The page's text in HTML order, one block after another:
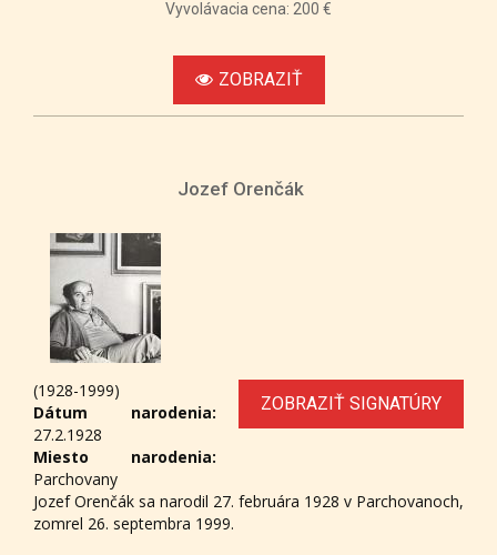
Vyvolávacia cena: 200 €
ZOBRAZIŤ
Jozef Orenčák
ZOBRAZIŤ SIGNATÚRY
(1928-1999)
Dátum narodenia:
27.2.1928
Miesto narodenia:
Parchovany
Jozef Orenčák sa narodil 27. februára 1928 v Parchovanoch,
zomrel 26. septembra 1999.